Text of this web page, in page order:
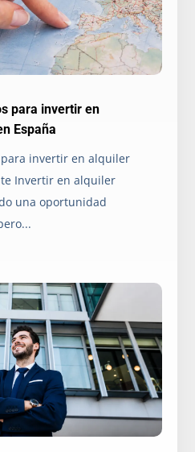
para invertir en
España
invertir en alquiler
Invertir en alquiler
una oportunidad